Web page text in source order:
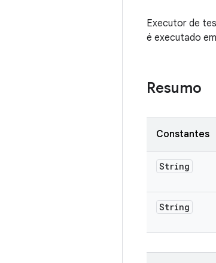
Executor de
é executado
Resumo
Constantes
String
String